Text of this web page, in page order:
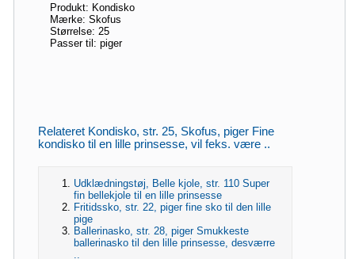
Produkt: Kondisko
Mærke: Skofus
Størrelse: 25
Passer til: piger
Relateret Kondisko, str. 25, Skofus, piger Fine
kondisko til en lille prinsesse, vil feks. være ..
Udklædningstøj, Belle kjole, str. 110 Super
fin bellekjole til en lille prinsesse
Fritidssko, str. 22, piger fine sko til den lille
pige
Ballerinasko, str. 28, piger Smukkeste
ballerinasko til den lille prinsesse, desværre